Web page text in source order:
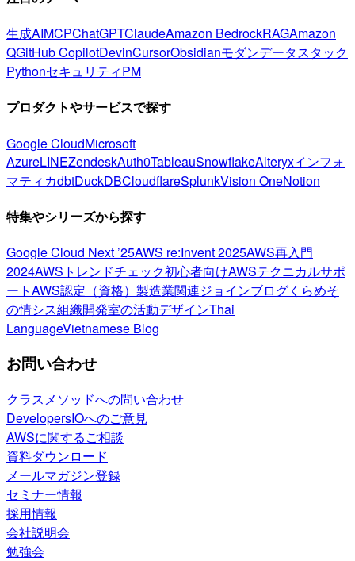
生成AIMCPChatGPTClaudeAmazon BedrockRAGAmazon
QGitHub CopilotDevinCursorObsidianモダンデータスタック
PythonセキュリティPM
プロダクトやサービスで探す
Google CloudMicrosoft
AzureLINEZendeskAuth0TableauSnowflakeAlteryxインフォ
マティカdbtDuckDBCloudflareSplunkVision OneNotion
特集やシリーズから探す
Google Cloud Next ’25AWS re:Invent 2025AWS再入門
2024AWSトレンドチェック初心者向けAWSテクニカルサポ
ートAWS認定（資格） 製造業関連ジョインブログくらめそ
の情シス組織開発室の活動デザインThai
LanguageVietnamese Blog
お問い合わせ
クラスメソッドへの問い合わせ
DevelopersIOへのご意見
AWSに関するご相談
資料ダウンロード
メールマガジン登録
セミナー情報
採用情報
会社説明会
勉強会